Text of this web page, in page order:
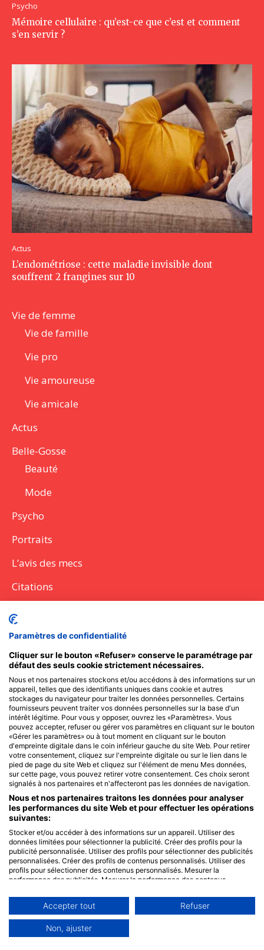
Psycho
Mémoire cellulaire : qu’est-ce que c’est et comment
s’en servir ?
Actus
L’endométriose : cette maladie invisible dont
souffrent 2 frangines sur 10
Vie de femme
Vie de famille
Vie pro
Vie amoureuse
Vie amicale
Actus
Belle-Gosse
Beauté
Mode
Psycho
Portraits
L’avis des mecs
Citations
Citations
Discours
Questions à poser
Messages SMS
Recevoir l'actu des Frangines
Reste informé des meilleurs articles et nouveautés avec
seulement 1 e-mail par mois.
Valider
Paramètres de confidentialité
Cliquer sur le bouton «Refuser» conserve le paramétrage par
défaut des seuls cookie strictement nécessaires.
Nous et nos partenaires stockons et/ou accédons à des informations sur un
appareil, telles que des identifiants uniques dans cookie et autres
stockages du navigateur pour traiter les données personnelles. Certains
fournisseurs peuvent traiter vos données personnelles sur la base d'un
intérêt légitime. Pour vous y opposer, ouvrez les «Paramètres». Vous
pouvez accepter, refuser ou gérer vos paramètres en cliquant sur le bouton
«Gérer les paramètres» ou à tout moment en cliquant sur le bouton
d'empreinte digitale dans le coin inférieur gauche du site Web. Pour retirer
votre consentement, cliquez sur l'empreinte digitale ou sur le lien dans le
pied de page du site Web et cliquez sur l'élément de menu Mes données,
sur cette page, vous pouvez retirer votre consentement. Ces choix seront
signalés à nos partenaires et n'affecteront pas les données de navigation.
Nous et nos partenaires traitons les données pour analyser
les performances du site Web et pour effectuer les opérations
suivantes:
Stocker et/ou accéder à des informations sur un appareil. Utiliser des
données limitées pour sélectionner la publicité. Créer des profils pour la
publicité personnalisée. Utiliser des profils pour sélectionner des publicités
personnalisées. Créer des profils de contenus personnalisés. Utiliser des
profils pour sélectionner des contenus personnalisés. Mesurer la
performance des publicités. Mesurer la performance des contenus.
données provenant de différentes sources. Développer et améliorer les
services. Utiliser des données limitées pour sélectionner le contenu.
Les données peuvent être partagées en dehors de l'Union européenne et
envoyées aux États-Unis.
Accepter tout Refuser
Non, ajuster